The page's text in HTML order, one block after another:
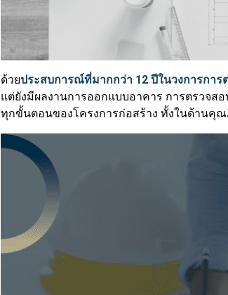
ด้วยประสบการณ์ที่มากกว่า 12 ปีในวงการการ
แต่ยังมีผลงานการออกแบบอาคาร การตรวจส
ทุกขั้นตอนของโครงการก่อสร้าง ทั้งในด้านคุ